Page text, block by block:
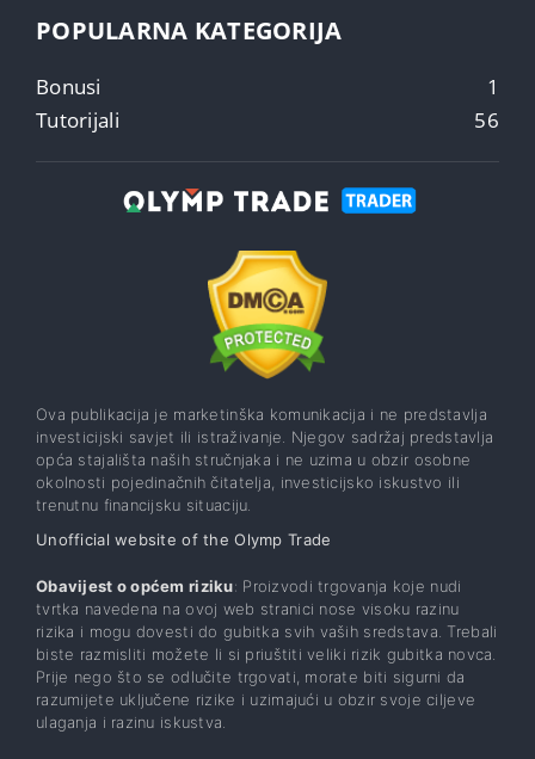
POPULARNA KATEGORIJA
Bonusi
1
Tutorijali
56
Ova publikacija je marketinška komunikacija i ne predstavlja
investicijski savjet ili istraživanje. Njegov sadržaj predstavlja
opća stajališta naših stručnjaka i ne uzima u obzir osobne
okolnosti pojedinačnih čitatelja, investicijsko iskustvo ili
trenutnu financijsku situaciju.
Unofficial website of the Olymp Trade
Obavijest o općem riziku: Proizvodi trgovanja koje nudi
tvrtka navedena na ovoj web stranici nose visoku razinu
rizika i mogu dovesti do gubitka svih vaših sredstava. Trebali
biste razmisliti možete li si priuštiti veliki rizik gubitka novca.
Prije nego što se odlučite trgovati, morate biti sigurni da
razumijete uključene rizike i uzimajući u obzir svoje ciljeve
ulaganja i razinu iskustva.